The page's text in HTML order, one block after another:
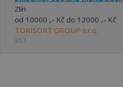
Zlín
od 10000 ,- Kč do 12000 ,- Kč
TORISORT GROUP s.r.o.
30.7.